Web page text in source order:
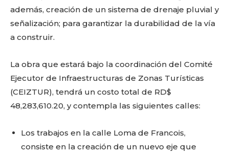
además, creación de un sistema de drenaje pluvial y
señalización; para garantizar la durabilidad de la vía
a construir.
La obra que estará bajo la coordinación del Comité
Ejecutor de Infraestructuras de Zonas Turísticas
(CEIZTUR), tendrá un costo total de RD$
48,283,610.20, y contempla las siguientes calles:
Los trabajos en la calle Loma de Francois,
consiste en la creación de un nuevo eje que